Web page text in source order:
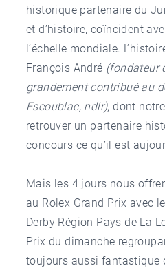
historique partenaire du
et d’histoire, coïncident
l’échelle mondiale.
François André (fondateur
grandement contribué au
Escoublac, ndlr), dont
retrouver un partenaire
concours ce qu’il est
Mais les 4 jours nous
au Rolex Grand Prix avec
Derby Région Pays de La
Prix du dimanche
toujours aussi fantastique